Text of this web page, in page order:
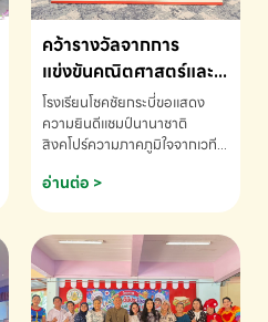
คว้ารางวัลจากการ
แข่งขันคณิตศาสตร์และ
คณิตคิดเร็วนานาชาติ
ครั้งที่ 46 ประจำปี 2569
ณ ประเทศสิงคโปร์
โรงเรียนโชคชัยกระบี่ขอแสดง
ความยินดีแชมป์นานาชาติ
สิงคโปร์ความภาคภูมิใจจากเวที
ด.ช.พัทธนันท์ พรหมพันธ์ ชั้น
อนุบาล EP K3 โรงเรียนโชคชัย
แข่งขันคณิตศาสตร์และคณิตคิด
เร็วนานาชาติ ครั้งที่ 46 ประจำปี
2569 ณ ประเทศสิงคโปร์
INTERNATIONAL
อ่านต่อ >